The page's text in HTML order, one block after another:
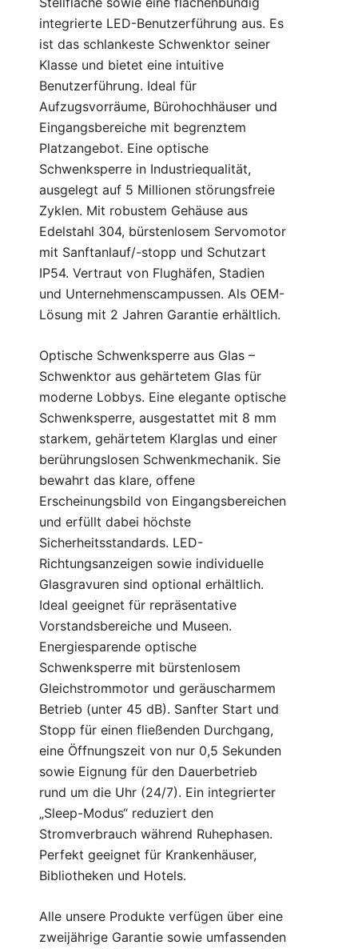
integrierte LED-Benutzerführung aus. Es
ist das schlankeste Schwenktor seiner
Klasse und bietet eine intuitive
Benutzerführung. Ideal für
Aufzugsvorräume, Bürohochhäuser und
Eingangsbereiche mit begrenztem
Platzangebot. Eine optische
Schwenksperre in Industriequalität,
ausgelegt auf 5 Millionen störungsfreie
Zyklen. Mit robustem Gehäuse aus
Edelstahl 304, bürstenlosem Servomotor
mit Sanftanlauf/-stopp und Schutzart
IP54. Vertraut von Flughäfen, Stadien
und Unternehmenscampussen. Als OEM-
Lösung mit 2 Jahren Garantie erhältlich.
Optische Schwenksperre aus Glas –
Schwenktor aus gehärtetem Glas für
moderne Lobbys. Eine elegante optische
Schwenksperre, ausgestattet mit 8 mm
starkem, gehärtetem Klarglas und einer
berührungslosen Schwenkmechanik. Sie
bewahrt das klare, offene
Erscheinungsbild von Eingangsbereichen
und erfüllt dabei höchste
Sicherheitsstandards. LED-
Richtungsanzeigen sowie individuelle
Glasgravuren sind optional erhältlich.
Ideal geeignet für repräsentative
Vorstandsbereiche und Museen.
Energiesparende optische
Schwenksperre mit bürstenlosem
Gleichstrommotor und geräuscharmem
Betrieb (unter 45 dB). Sanfter Start und
Stopp für einen fließenden Durchgang,
eine Öffnungszeit von nur 0,5 Sekunden
sowie Eignung für den Dauerbetrieb
rund um die Uhr (24/7). Ein integrierter
„Sleep-Modus“ reduziert den
Stromverbrauch während Ruhephasen.
Perfekt geeignet für Krankenhäuser,
Bibliotheken und Hotels.
Alle unsere Produkte verfügen über eine
zweijährige Garantie sowie umfassenden